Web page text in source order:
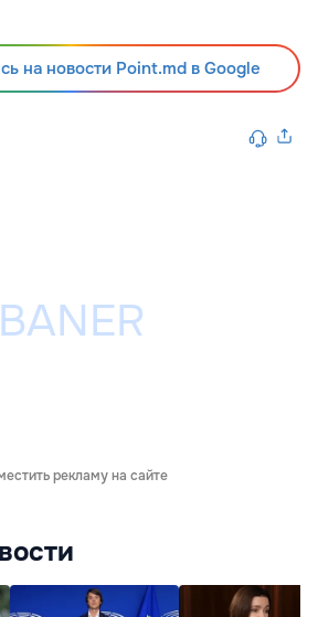
на новости Point.md в Google
рекламу на сайте